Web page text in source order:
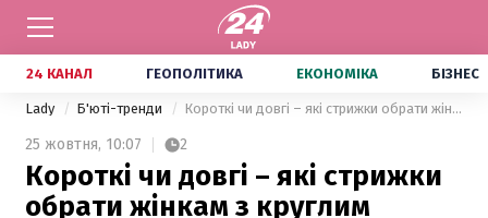
24 КАНАЛ ГЕОПОЛІТИКА ЕКОНОМІКА БІЗНЕС
Lady Б'юті-тренди Короткі чи довгі – які стрижки обрати жінкам з круглим лицем
25 жовтня, 10:07 2
Короткі чи довгі – які стрижки
обрати жінкам з круглим